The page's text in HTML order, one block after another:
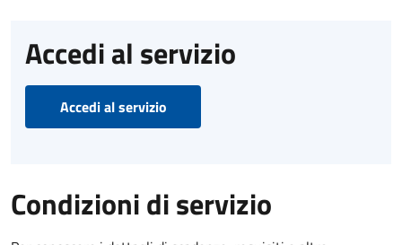
Accedi al servizio
Accedi al servizio
Condizioni di servizio